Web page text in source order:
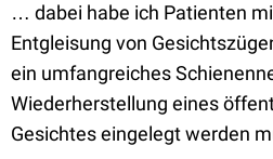
… dabei habe ich Patienten
Entgleisung von
ein umfangreiches
Wiederherstellung eines
Gesichtes eingelegt werden